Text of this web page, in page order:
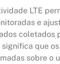
LTE
e
coletados
que
sobre o